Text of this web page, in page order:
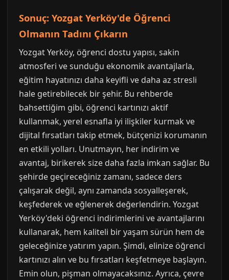
Sonuç: Yozgat Yerköy'de Öğrenci
Olmanın Tadını Çıkarın
Yozgat Yerköy, öğrenci dostu yapısı, sakin
atmosferi ve sunduğu ekonomik avantajlarla,
eğitim hayatınızı daha keyifli ve daha az stresli
hale getirebilecek bir şehir. Bu rehberde
bahsettiğim gibi, öğrenci kartınızı aktif
kullanmak, yerel esnafla iyi ilişkiler kurmak ve
dijital fırsatları takip etmek, bütçenizi korumanın
en etkili yolları. Unutmayın, her indirim ve
avantaj, birikerek size daha fazla imkan sağlar. Bu
şehirde geçireceğiniz zamanı, sadece ders
çalışarak değil, aynı zamanda sosyalleşerek,
keşfederek ve eğlenerek değerlendirin. Yozgat
Yerköy'deki öğrenci indirimlerini ve avantajlarını
kullanarak, hem kaliteli bir yaşam sürün hem de
geleceğinize yatırım yapın. Şimdi, elinize öğrenci
kartınızı alın ve bu fırsatları keşfetmeye başlayın.
Emin olun, pişman olmayacaksınız. Ayrıca, çevre